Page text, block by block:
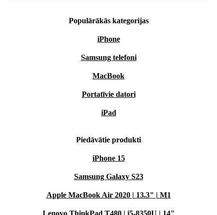
Populārākās kategorijas
iPhone
Samsung telefoni
MacBook
Portatīvie datori
iPad
Piedāvātie produkti
iPhone 15
Samsung Galaxy S23
Apple MacBook Air 2020 | 13.3" | M1
Lenovo ThinkPad T480 | i5-8350U | 14"